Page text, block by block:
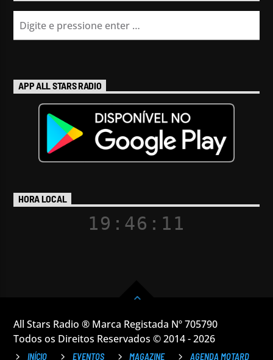
APP ALL STARS RADIO
HORA LOCAL
19:46:11
All Stars Radio ® Marca Registada Nº 705790
Todos os Direitos Reservados © 2014 - 2026
INÍCIO EVENTOS MAGAZINE AGENDA MOTARD